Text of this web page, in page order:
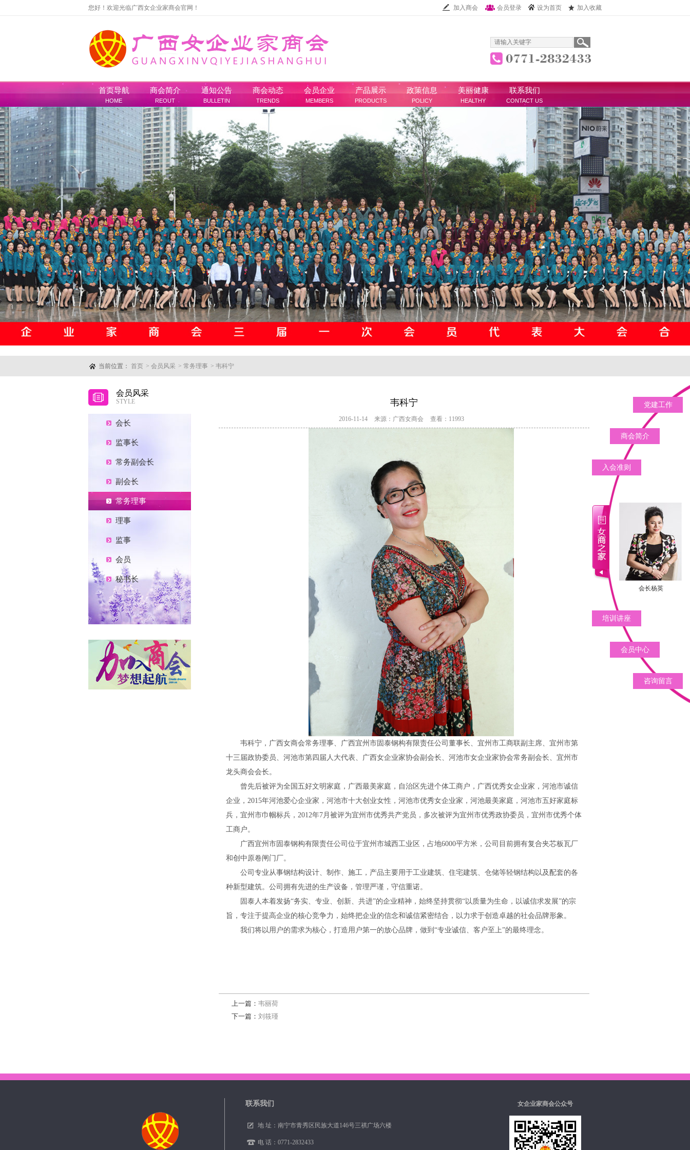
您好！欢迎光临广西女企业家商会官网！ 加入商会 会员登录 设为首页 加入收藏
首页导航
HOME
商会简介
REOUT
通知公告
BULLETIN
商会动态
TRENDS
会员企业
MEMBERS
产品展示
PRODUCTS
政策信息
POLICY
美丽健康
HEALTHY
联系我们
CONTACT US
当前位置： 首页 > 会员风采 > 常务理事 > 韦科宁
会员风采
STYLE
会长
监事长
常务副会长
副会长
常务理事
理事
监事
会员
秘书长
韦科宁
2016-11-14 来源：广西女商会 查看：11993
韦科宁，广西女商会常务理事、广西宜州市固泰钢构有限责任公司董事长、宜州市工商联副主席、宜州市第
十三届政协委员、河池市第四届人大代表、广西女企业家协会副会长、河池市女企业家协会常务副会长、宜州市
龙头商会会长。
曾先后被评为全国五好文明家庭，广西最美家庭，自治区先进个体工商户，广西优秀女企业家，河池市诚信
企业，2015年河池爱心企业家，河池市十大创业女性，河池市优秀女企业家，河池最美家庭，河池市五好家庭标
兵，宜州市巾帼标兵，2012年7月被评为宜州市优秀共产党员，多次被评为宜州市优秀政协委员，宜州市优秀个体
工商户。
广西宜州市固泰钢构有限责任公司位于宜州市城西工业区，占地6000平方米，公司目前拥有复合夹芯板瓦厂
和创中原卷闸门厂。
公司专业从事钢结构设计、制作、施工，产品主要用于工业建筑、住宅建筑、仓储等轻钢结构以及配套的各
种新型建筑。公司拥有先进的生产设备，管理严谨，守信重诺。
固泰人本着发扬“务实、专业、创新、共进”的企业精神，始终坚持贯彻“以质量为生命，以诚信求发展”的宗
旨，专注于提高企业的核心竞争力，始终把企业的信念和诚信紧密结合，以力求于创造卓越的社会品牌形象。
我们将以用户的需求为核心，打造用户第一的放心品牌，做到“专业诚信、客户至上”的最终理念。
上一篇： 韦丽荷
下一篇： 刘筱瑾
联系我们
地 址：南宁市青秀区民族大道146号三祺广场六楼
电 话：0771-2832433
女企业家商会公众号
党建工作
商会简介
入会准则
培训讲座
会员中心
咨询留言
会长杨英